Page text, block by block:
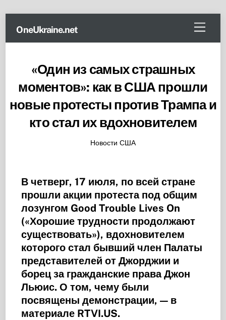
content
Menu
OneUkraine.net
«Один из самых страшных
моментов»: как в США прошли
новые протесты против Трампа и
кто стал их вдохновителем
Новости США
В четверг, 17 июля, по всей стране
прошли акции протеста под общим
лозунгом Good Trouble Lives On
(«Хорошие трудности продолжают
существовать»), вдохновителем
которого стал бывший член Палаты
представителей от Джорджии и
борец за гражданские права Джон
Льюис. О том, чему были
посвящены демонстрации, — в
материале RTVI.US.